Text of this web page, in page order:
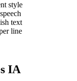
style
text
line
IA